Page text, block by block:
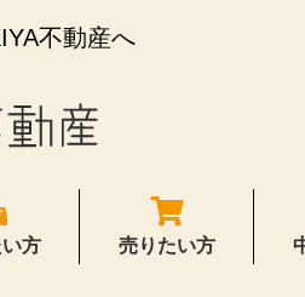
不動産へ
方 売りたい方